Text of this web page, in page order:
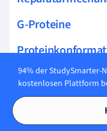
G-Proteine
Proteinstabilität
Stammzellen
94% der StudySmarter-
kostenlosen Plattform